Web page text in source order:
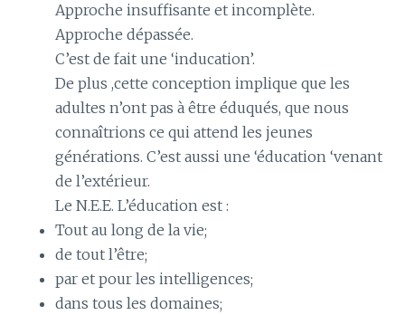
Approche insuffisante et incomplète.
Approche dépassée.
C’est de fait une ‘inducation’.
De plus ,cette conception implique que les
adultes n’ont pas à être éduqués, que nous
connaîtrions ce qui attend les jeunes
générations. C’est aussi une ‘éducation ‘venant
de l’extérieur.
Le N.E.E. L’éducation est :
Tout au long de la vie;
de tout l’être;
par et pour les intelligences;
dans tous les domaines;